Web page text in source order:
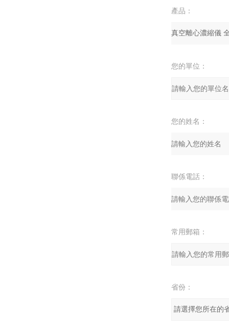
產品：
您的單位：
您的姓名：
聯係電話：
常用郵箱：
省份：